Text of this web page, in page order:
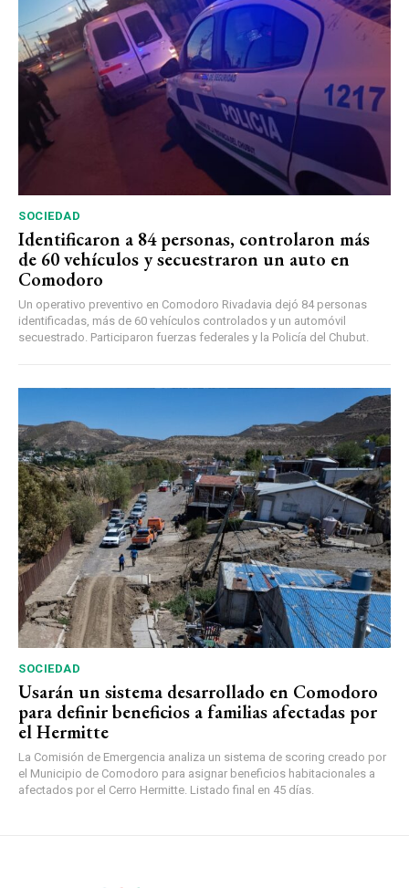
SOCIEDAD
Identificaron a 84 personas, controlaron más
de 60 vehículos y secuestraron un auto en
Comodoro
Un operativo preventivo en Comodoro Rivadavia dejó 84 personas
identificadas, más de 60 vehículos controlados y un automóvil
secuestrado. Participaron fuerzas federales y la Policía del Chubut.
SOCIEDAD
Usarán un sistema desarrollado en Comodoro
para definir beneficios a familias afectadas por
el Hermitte
La Comisión de Emergencia analiza un sistema de scoring creado por
el Municipio de Comodoro para asignar beneficios habitacionales a
afectados por el Cerro Hermitte. Listado final en 45 días.